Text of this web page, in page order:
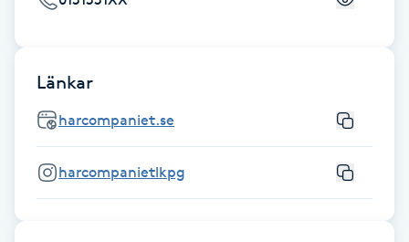
Gelenaglar
Gellack
Gellack med förstärkning
Länkar
harcompaniet.se
harcompanietlkpg